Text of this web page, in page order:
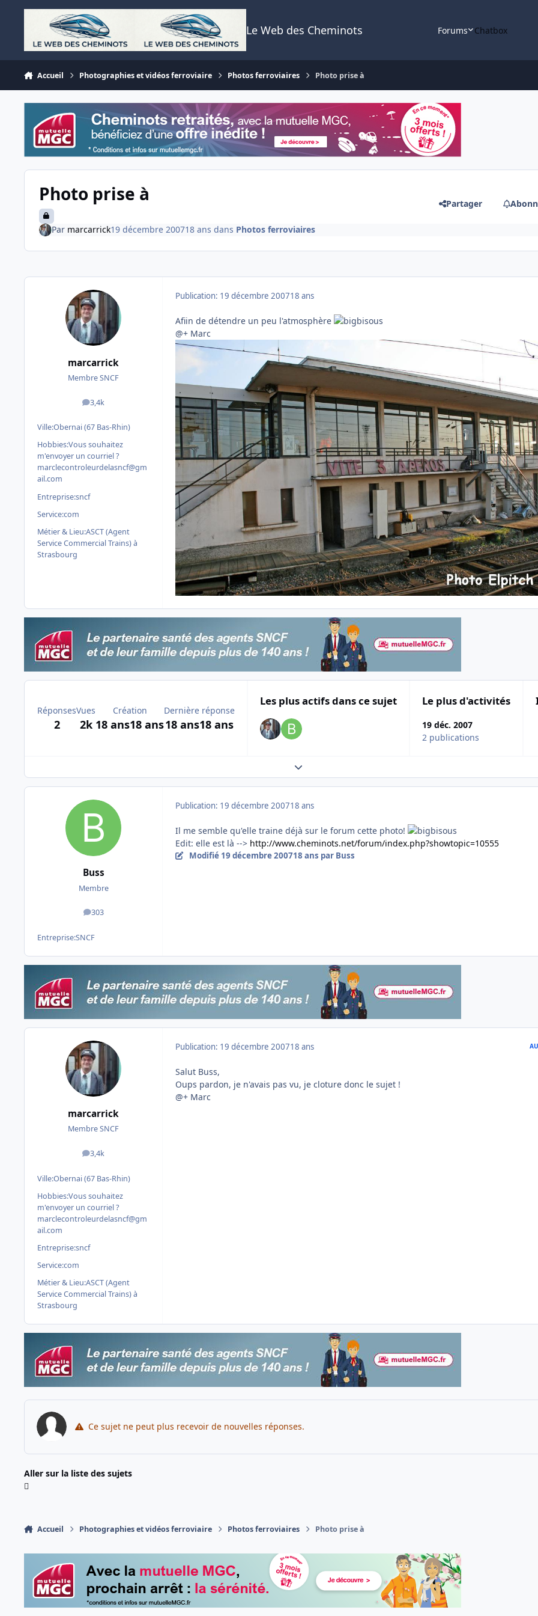
Aller au contenu
Le Web des Cheminots Forums Chatbox
Accueil Photographies et vidéos ferroviaire Photos ferroviaires Photo prise à
Photo prise à Partager
Par marcarrick19 décembre 200718 ans dans Photos ferroviaires
marcarrick
Membre SNCF
3,4k
messages
Ville:Obernai (67 Bas-Rhin)
Hobbies:Vous souhaitez
m'envoyer un courriel ?
marclecontroleurdelasncf@gm
ail.com
Entreprise:sncf
Service:com
Métier & Lieu:ASCT (Agent
Service Commercial Trains) à
Strasbourg
Publication: 19 décembre 200718 ans
Afiin de détendre un peu l'atmosphère
@+ Marc
Réponses
2
Vues
2k
Création
18 ans18 ans
Dernière réponse
18 ans18 ans
Les plus actifs dans ce sujet Le plus d'activités
19 déc. 2007
2 publications
Expand topic overview
Buss
Membre
303
messages
Entreprise:SNCF
Publication: 19 décembre 200718 ans
Il me semble qu'elle traine déjà sur le forum cette photo!
Edit: elle est là --> http://www.cheminots.net/forum/index.php?showtopic=10555
Modifié 19 décembre 200718 ans par Buss
marcarrick
Membre SNCF
3,4k
messages
Ville:Obernai (67 Bas-Rhin)
Hobbies:Vous souhaitez
m'envoyer un courriel ?
marclecontroleurdelasncf@gm
ail.com
Entreprise:sncf
Service:com
Métier & Lieu:ASCT (Agent
Service Commercial Trains) à
Strasbourg
Publication: 19 décembre 200718 ans
Salut Buss,
Oups pardon, je n'avais pas vu, je cloture donc le sujet !
@+ Marc
Ce sujet ne peut plus recevoir de nouvelles réponses.
Aller sur la liste des sujets
Accueil Photographies et vidéos ferroviaire Photos ferroviaires Photo prise à